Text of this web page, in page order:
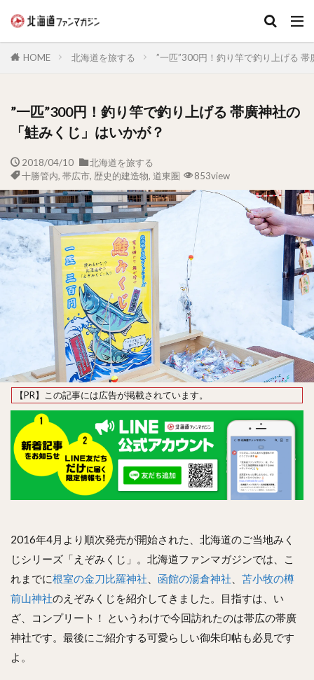
HOME 北海道を旅する ”一匹”300円！釣り竿で釣り上げる
”一匹”300円！釣り竿で釣り上げる 帯廣神社の
「鮭みくじ」はいかが？
2018/04/10
北海道を旅する
十勝管内, 帯広市, 歴史的建造物, 道東圏 853view
2016年4月より順次発売が開始された、北海道のご当地みく
じシリーズ「えぞみくじ」。北海道ファンマガジンでは、こ
れまでに根室の金刀比羅神社 函館の湯倉神社
苫小牧の樽
前山神社のえぞみくじを紹介してきました。目指すは、い
ざ、コンプリート！ というわけで今回訪れたのは帯広の帯廣
神社です。最後にご紹介する可愛らしい御朱印帖も必見です
よ。